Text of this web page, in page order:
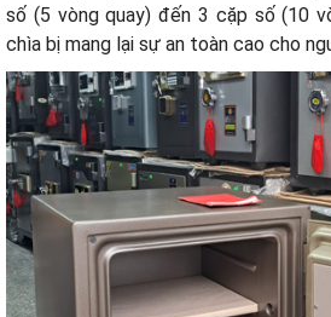
số (5 vòng quay) đến 3 cặp số (10
chìa bị mang lại sự an toàn cao cho